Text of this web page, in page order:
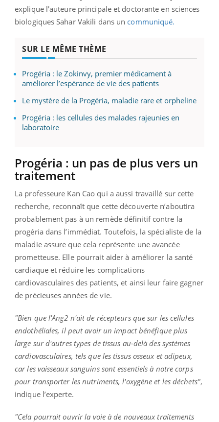
explique l'auteure principale et doctorante en sciences
biologiques Sahar Vakili dans un communiqué.
SUR LE MÊME THÈME
Progéria : le Zokinvy, premier médicament à
améliorer l’espérance de vie des patients
Le mystère de la Progéria, maladie rare et orpheline
Progéria : les cellules des malades rajeunies en
laboratoire
Progéria : un pas de plus vers un
traitement
La professeure Kan Cao qui a aussi travaillé sur cette
recherche, reconnaît que cette découverte n’aboutira
probablement pas à un remède définitif contre la
progéria dans l’immédiat. Toutefois, la spécialiste de la
maladie assure que cela représente une avancée
prometteuse. Elle pourrait aider à améliorer la santé
cardiaque et réduire les complications
cardiovasculaires des patients, et ainsi leur faire gagner
de précieuses années de vie.
"Bien que l'Ang2 n'ait de récepteurs que sur les cellules
endothéliales, il peut avoir un impact bénéfique plus
large sur d'autres types de tissus au-delà des systèmes
cardiovasculaires, tels que les tissus osseux et adipeux,
car les vaisseaux sanguins sont essentiels à notre corps
pour transporter les nutriments, l'oxygène et les déchets",
indique l’experte.
"Cela pourrait ouvrir la voie à de nouveaux traitements